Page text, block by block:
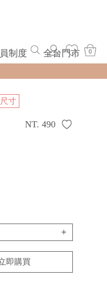
制度 全台門市 0
寸
NT. 490
+
即購買